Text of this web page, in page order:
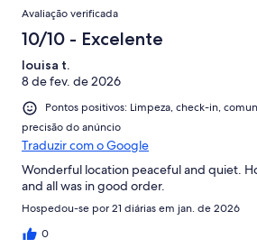
Avaliação verificada
10/10 - Excelente
louisa t.
8 de fev. de 2026
Pontos positivos: Limpeza, check-in,
precisão do anúncio
Traduzir com o Google
Wonderful location peaceful and quiet.
and all was in good order.
Hospedou-se por 21 diárias em jan. de 2026
0